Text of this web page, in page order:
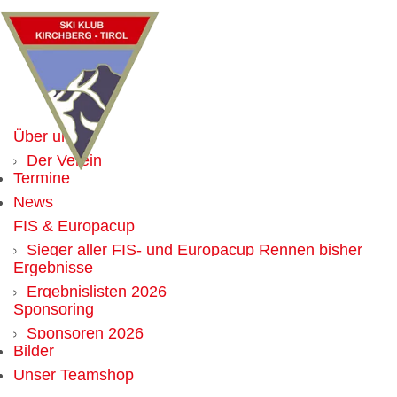
Über uns
Der Verein
Mitglied werden
Vorteile für Mitglieder
Vorstand
Chronik
Alle Obmänner seit Gründung
Termine
News
FIS & Europacup
Sieger aller FIS- und Europacup Rennen bisher
Weltcup
Ergebnisse
Ergebnislisten 2026
Ergebnislisten 2025
Ergebnislisten 2024
Ergebnislisten 2022
Sponsoring
Sponsoren 2026
Werbemöglichkeit
Bilder
Unser Teamshop